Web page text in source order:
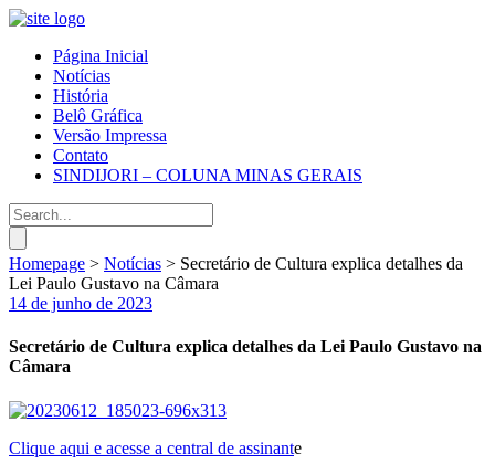
Página Inicial
Notícias
História
Belô Gráfica
Versão Impressa
Contato
SINDIJORI – COLUNA MINAS GERAIS
Homepage > Notícias > Secretário de Cultura explica detalhes da
Lei Paulo Gustavo na Câmara
14 de junho de 2023
Secretário de Cultura explica detalhes da Lei Paulo Gustavo na
Câmara
Clique aqui e acesse a central de assinante